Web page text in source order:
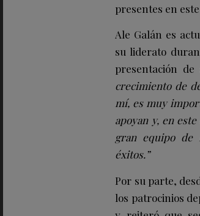
presentes en
Ale Galán es
su liderato
presentación
crecimiento de
mí, es muy
apoyan y, en
gran equipo de
éxitos.”
Por su parte,
los patrocinios